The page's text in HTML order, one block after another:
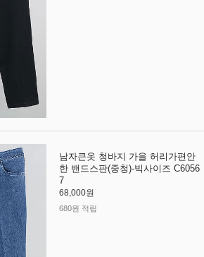
남자큰옷 청바지 가을 허리가편안
한 밴드스판(중청)-빅사이즈 C6056
7
68,000원
680원 적립